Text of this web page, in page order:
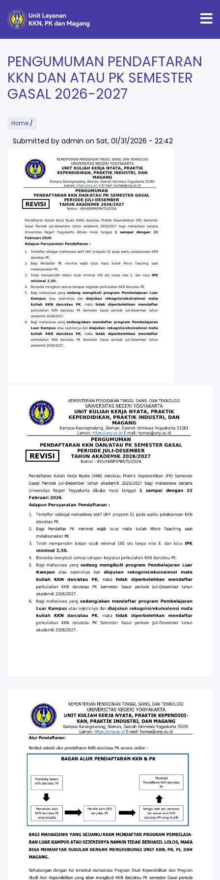
main
content
PENGUMUMAN PENDAFTARAN
KKN DAN ATAU PK SEMESTER
GASAL 2026-2027
Home /
Submitted by admin on Sat, 01/31/2026 - 22:42